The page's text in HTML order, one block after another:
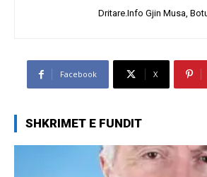
Dritare.Info Gjin Musa,
Facebook X
SHKRIMET E FUNDIT